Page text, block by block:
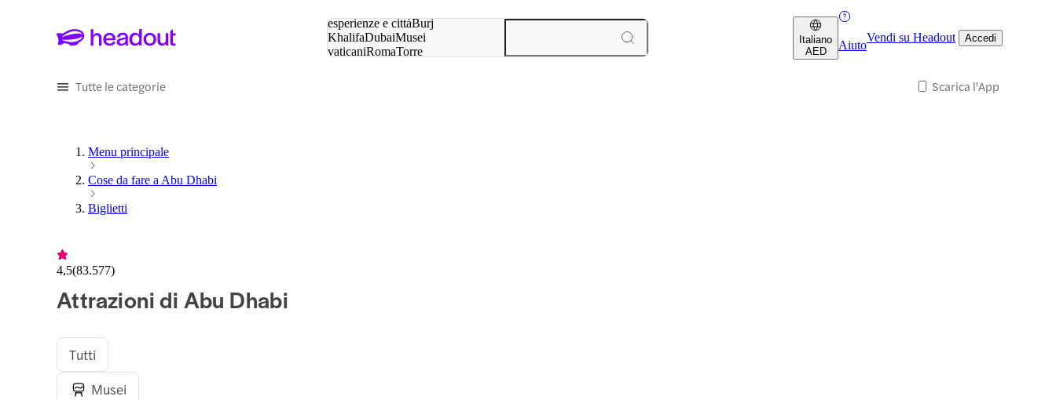
esperienze e cittàBurj
KhalifaDubaiMusei
vaticaniRomaTorre
Italiano
AED
Aiuto
Vendi su Headout Accedi
Tutte le categorie Scarica l'App
Menu principale
Cose da fare a Abu Dhabi
Biglietti
4,5(83.577)
Attrazioni di Abu Dhabi
Tutti
Musei